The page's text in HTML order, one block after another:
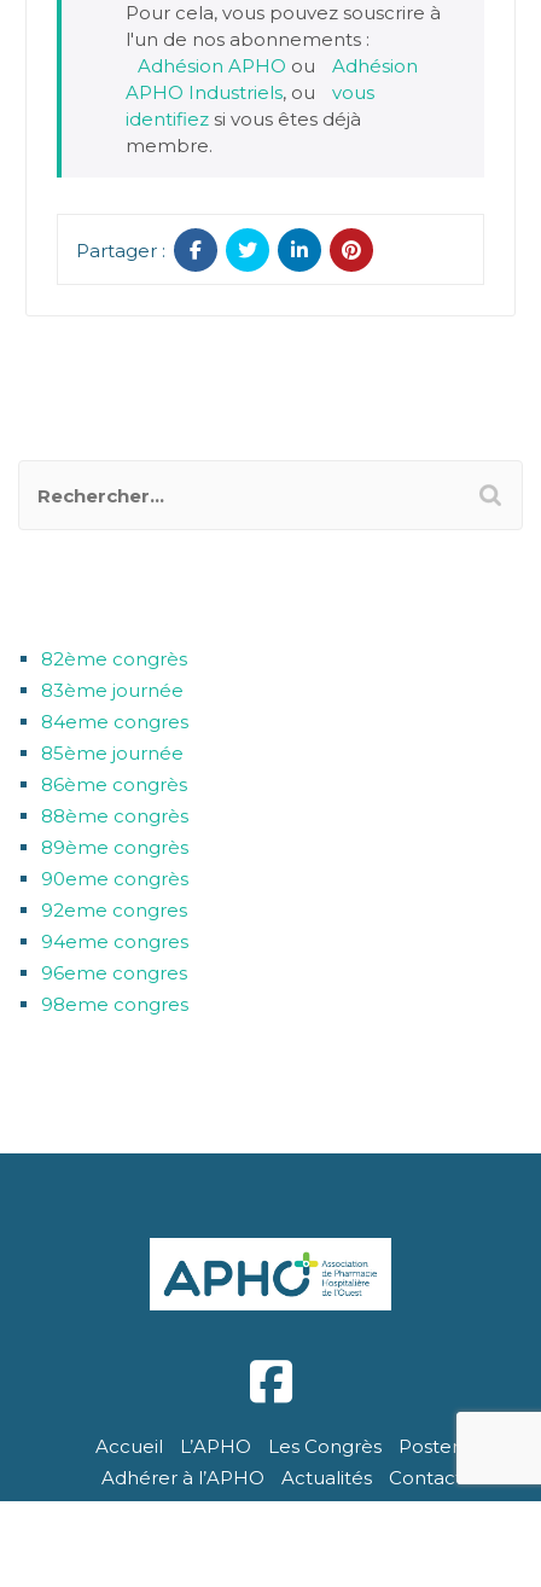
Pour cela, vous pouvez souscrire à
l'un de nos abonnements :
Adhésion APHO ou
Adhésion
APHO Industriels, ou
vous
identifiezsi vous êtes déjà
membre.
Partager :
82ème congrès
83ème journée
84eme congres
85ème journée
86ème congrès
88ème congrès
89ème congrès
90eme congrès
92eme congres
94eme congres
96eme congres
98eme congres
Accueil L’APHO Les Congrès
Posters
Adhérer à l’APHO
Actualités Contact